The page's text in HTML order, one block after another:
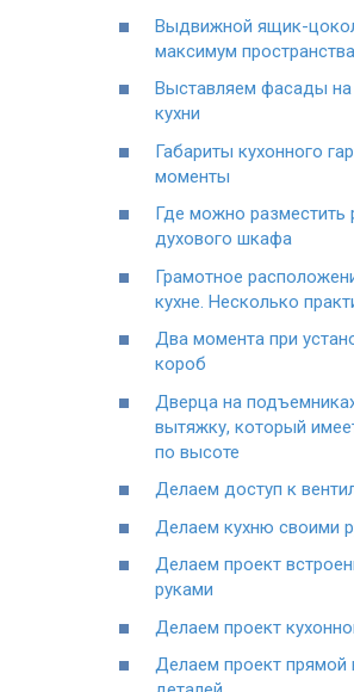
Выдвижной ящик-
максимум пространства
Выставляем фасады на
кухни
Габариты кухонного
моменты
Где можно разместить
духового шкафа
Грамотное
кухне. Несколько
Два момента при
короб
Дверца на
вытяжку, который
по высоте
Делаем доступ к
Делаем кухню своими
Делаем проект
руками
Делаем проект
Делаем проект прямой